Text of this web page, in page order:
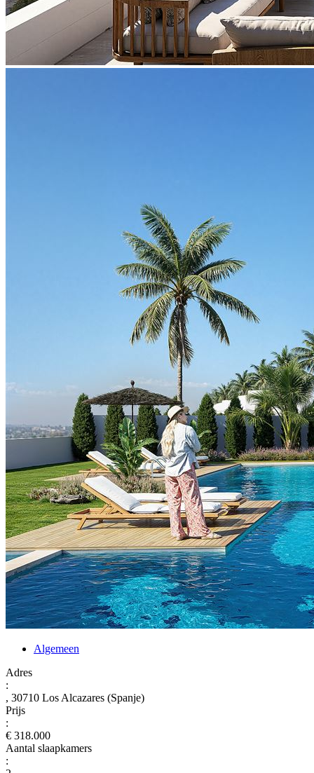
Algemeen
Adres
:
, 30710 Los Alcazares (Spanje)
Prijs
:
€ 318.000
Aantal slaapkamers
: